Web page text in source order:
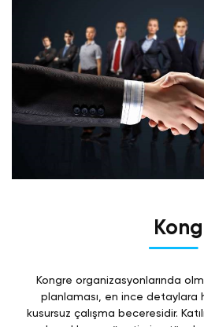
Kongre organizasyonlarında
planlaması, en ince detaylara
kusursuz çalışma beceresidir.